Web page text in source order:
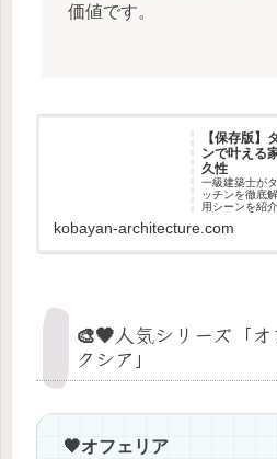
価値です。
【保存版】
ンで叶える
久性
一級建築士が
ッチンを徹底
用シーンを紹
kobayan-architecture.com
🎨🖤人気シリーズ「
クシア」
🖤オフェリア